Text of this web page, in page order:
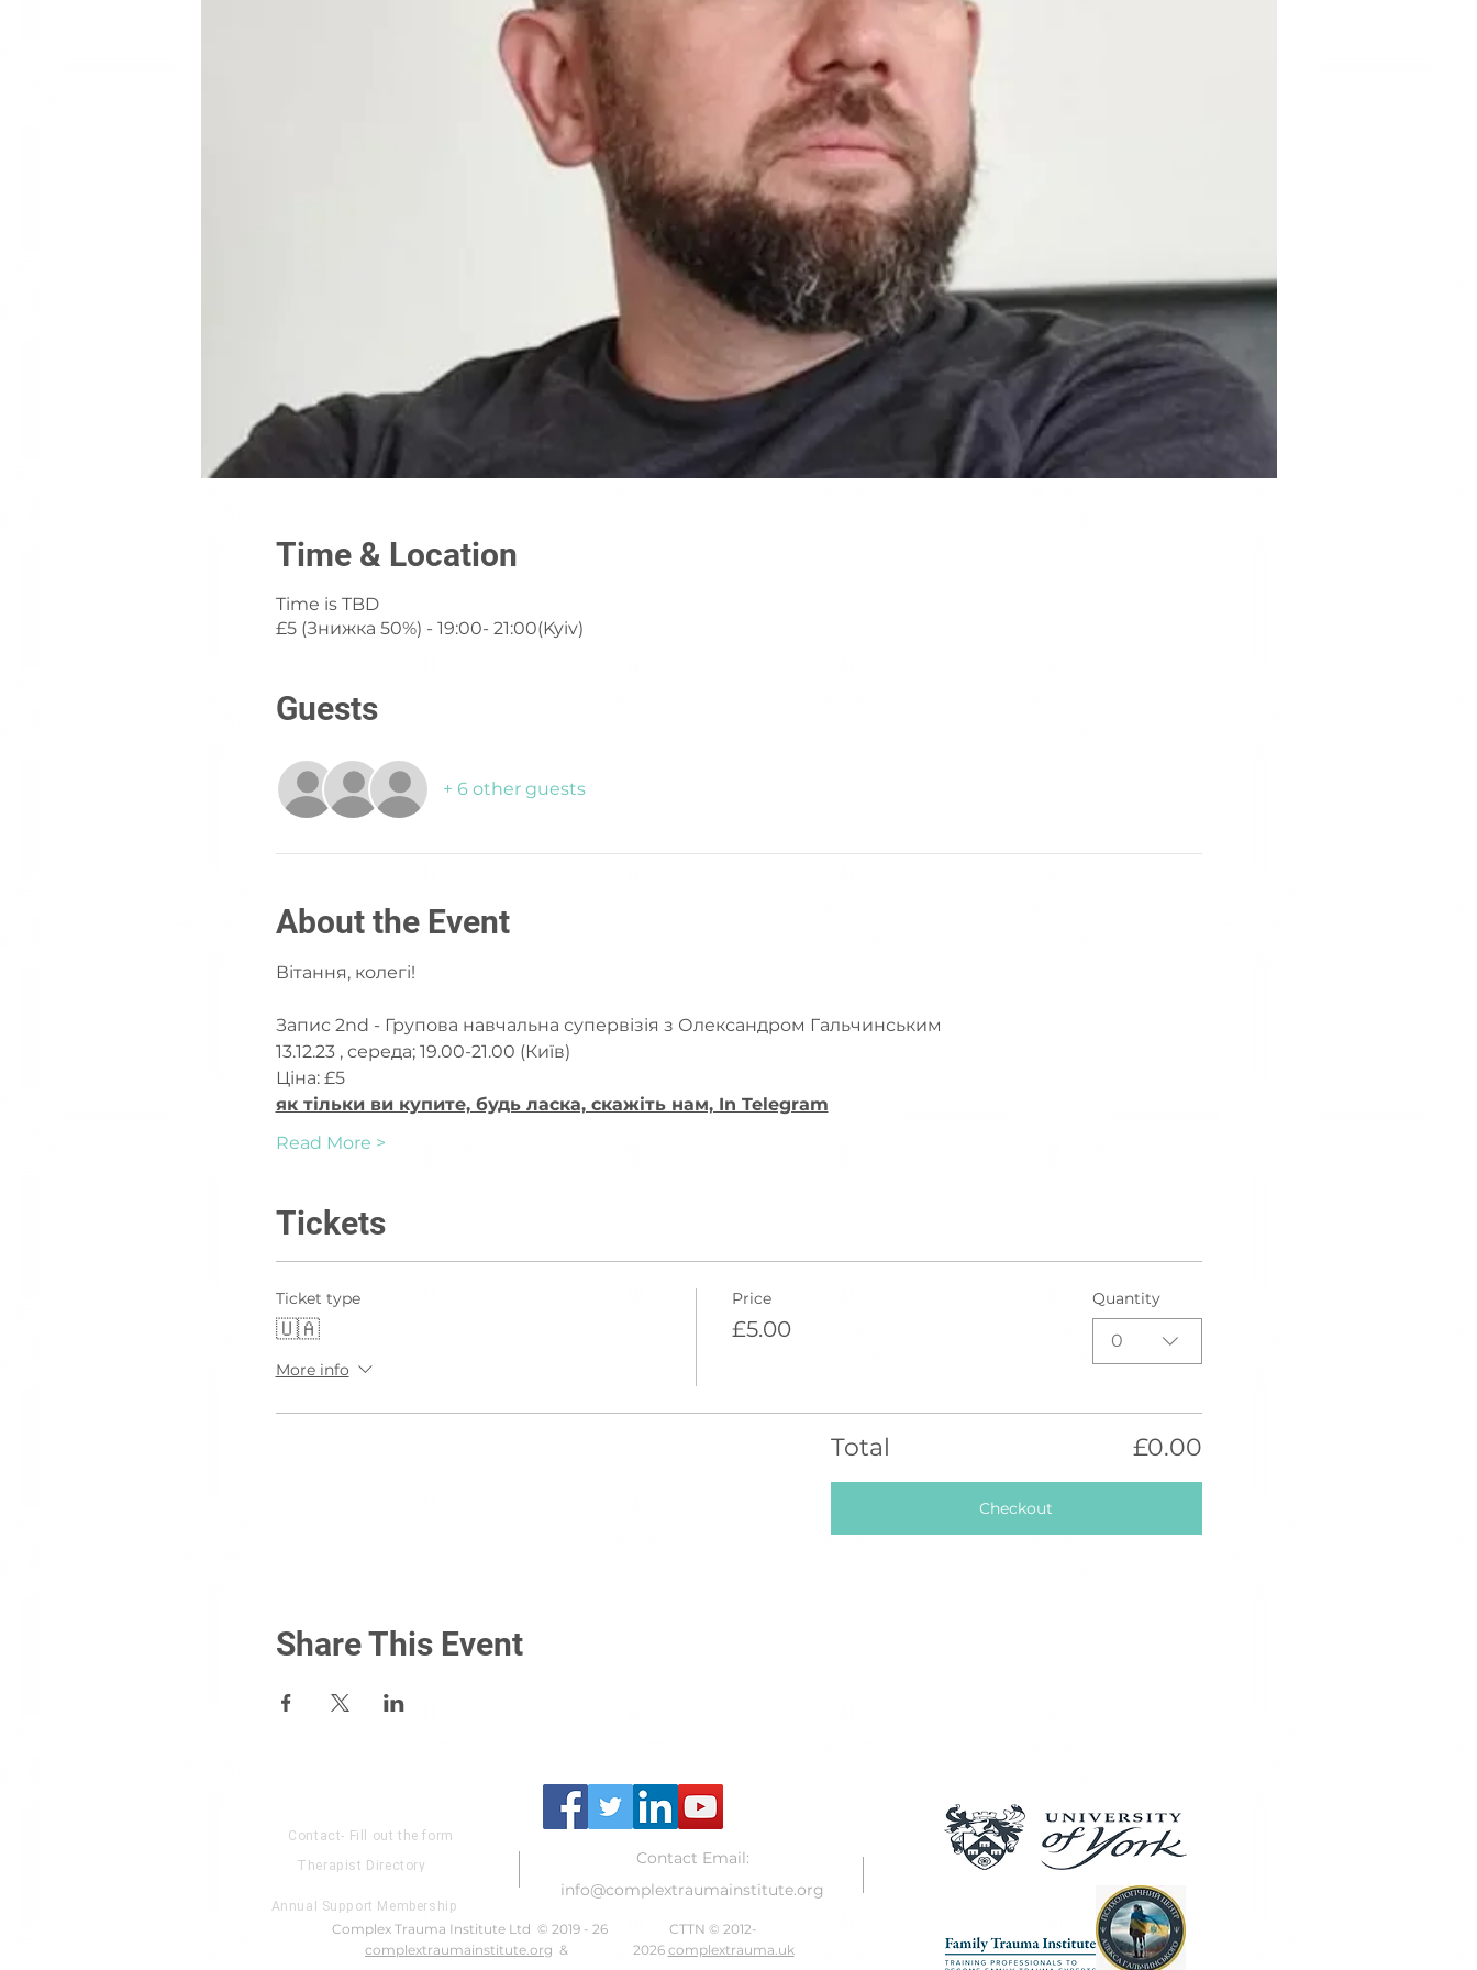
Time & Location
Time is TBD
£5 (Знижка 50%) - 19:00- 21:00(Kyiv)
Guests
+ 6 other guests
About the Event
Вітання, колегі!
Запис 2nd - Групова навчальна супервізія з Олександром Гальчинським
13.12.23 , середа; 19.00-21.00 (Київ)
Ціна: £5
як тільки ви купите, будь ласка, скажіть нам, In Telegram
Read More >
Tickets
Ticket type
🇺🇦
More info
Price
£5.00
Quantity
0
Total £0.00
Checkout
Share This Event
Contact- Fill out the form
Therapist Directory
Annual Support Membership
Contact Email:
info@complextraumainstitute.org
Complex Trauma Institute Ltd © 2019 - 26
complextraumainstitute.org &
CTTN © 2012-
2026 complextrauma.uk